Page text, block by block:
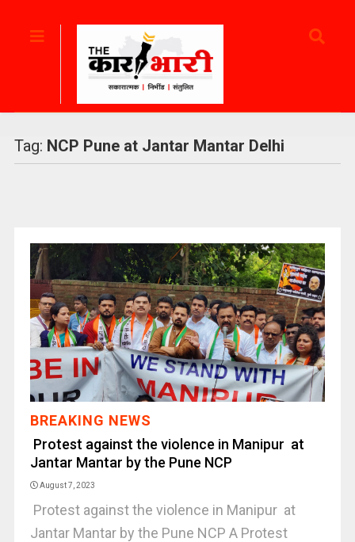
Tag: NCP Pune at Jantar Mantar Delhi
BREAKING NEWS
Protest against the violence in Manipur at
Jantar Mantar by the Pune NCP
August 7, 2023
Protest against the violence in Manipur at
Jantar Mantar by the Pune NCP A Protest